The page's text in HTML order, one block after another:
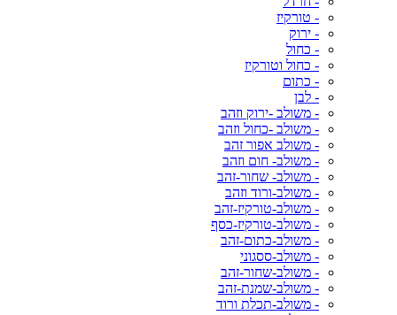
- טורקיז
- ירוק
- כחול
- כחול וטורקיז
- כתום
- לבן
- משולב -ירוק וזהב
- משולב -כחול וזהב
- משולב אפור זהב
- משולב- חום וזהב
- משולב- שחור-זהב
- משולב-ורוד וזהב
- משולב-טורקיז-זהב
- משולב-טורקיז-כסף
- משולב-כתום-זהב
- משולב-ססגוני
- משולב-שחור-זהב
- משולב-שמנת-זהב
- משולב-תכלת ורוד